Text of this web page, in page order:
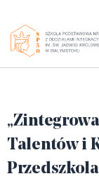
Talentów i